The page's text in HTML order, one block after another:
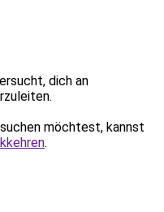
dich an
möchtest, kannst
.